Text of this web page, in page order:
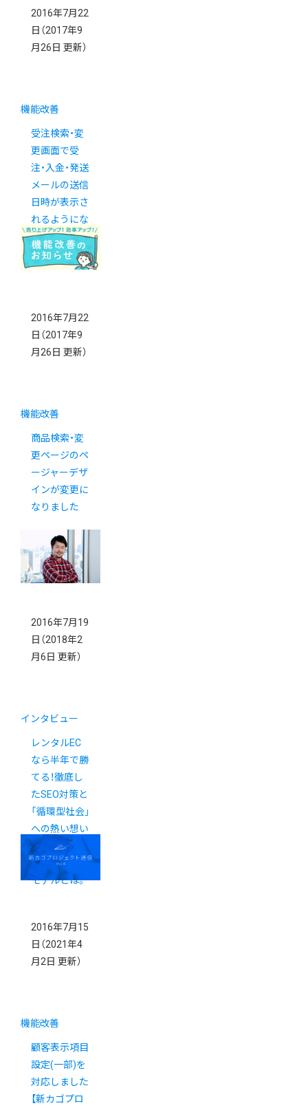
2016年7月22
日 （2017年9
月26日 更新）
機能改善
受注検索・変
更画面で受
注・入金・発送
メールの送信
日時が表示さ
れるようにな
りました
2016年7月22
日 （2017年9
月26日 更新）
機能改善
商品検索・変
更ページのペ
ージャーデザ
インが変更に
なりました
2016年7月19
日 （2018年2
月6日 更新）
インタビュー
レンタルEC
なら半年で勝
てる！徹底し
たSEO対策と
「循環型社会」
への熱い想い
が生み出す新
たなビジネス
モデルとは。
2016年7月15
日 （2021年4
月2日 更新）
機能改善
顧客表示項目
設定(一部)を
対応しました
【新カゴプロ